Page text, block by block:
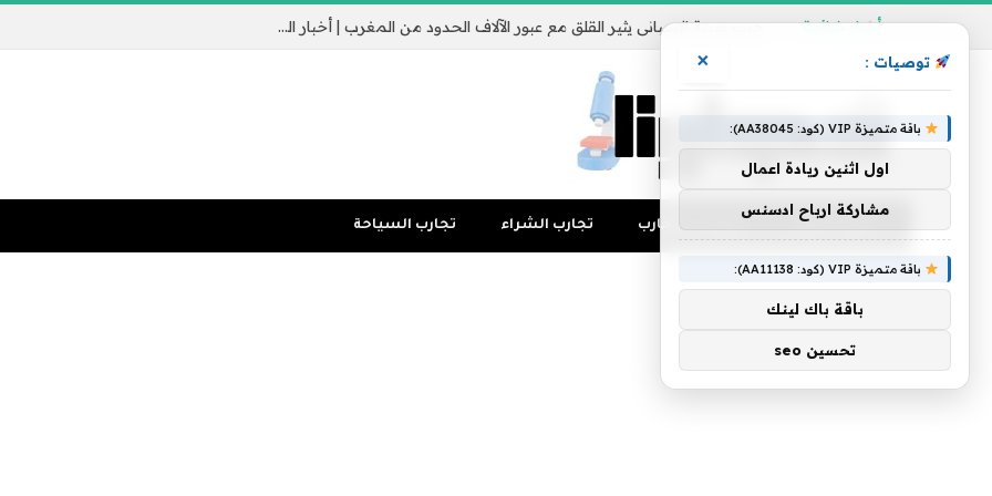
أخبار شائعة جيب سبتة الإسباني يثير القلق مع عبور الآلاف الحدود من المغرب | أخبار الهجرة
تجارب المال منوعات التجارب تجارب الشراء تجارب السياحة
توصيات : ×
باقة متميزة VIP (كود: AA38045):
اول اثنين ريادة اعمال
مشاركة ارباح ادسنس
باقة متميزة VIP (كود: AA11138):
باقة باك لينك
تحسين seo